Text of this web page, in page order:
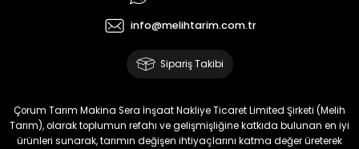
anda süs yoncasıyla ektim.
Bunun akibeti 2024 yazına belli
olacak
info@melihtarim.com.tr
Sipariş Takibi
Çorum Tarım Makina Sera İnşaat Nakliye Ticaret Limited Şirketi (Melih
Tarım), olarak toplumun refahı ve gelişmişliğine katkıda bulunan en iyi
ürünleri sunarak, tarımın değişen ihtiyaçlarını katma değer üreterek